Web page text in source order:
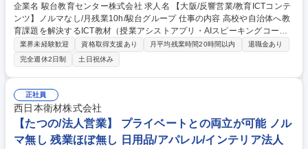
企業名 駿台教育センター株式会社 求人名 【大阪/反響営業/教育ICTコンテ
ンツ】ノルマなし/月残業10h/駿台グループ 仕事の内容 高校や自治体へ教
育課題を解決するICT教材（授業アシストアプリ・AIスピーキングコーチ
等）を提案します。9割のお客様が紹介経由。個人ノルマ無、単なる物売
りではなく、教育現場の課題解決に貢献できる仕事です ■既存顧客への定
期訪問、活用状況のフォロー■新規顧客ヒアリング ■最適なICT教材（動
画・学習管理システム等）のプレゼン（30～50人規模）※契約実務は別
担当が対応。導入後のフォローも行います。 ※1日1社程度の商談で週の
半分は外出、ZOOMでのアポも多く効率的です。【やりがい】授業外の負
担が多い先生方の業務削減や全国の教育格差解消等、教育現場の課題解決
に直接貢献できる社会的意義が非常に高い仕事です。 募集職種 【大阪/反
響営業/教育ICTコンテンツ】ノルマなし/月残業10h/駿台グループ
業界未経験歓迎 資格取得支援あり 月平均残業時間20時間以内
退職金あり
完全週休2日制
土日祝休み
正社員
西日本衛材株式会社
【たつの/法人営業】 プライベートとの両立が可能 ノル
マ無し 残業ほぼ無し 日用品/アパレル/インテリア法人